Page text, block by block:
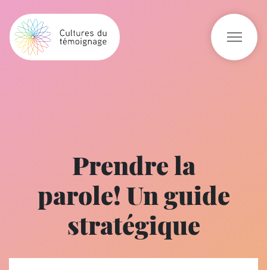
Prendre la
parole! Un guide
stratégique